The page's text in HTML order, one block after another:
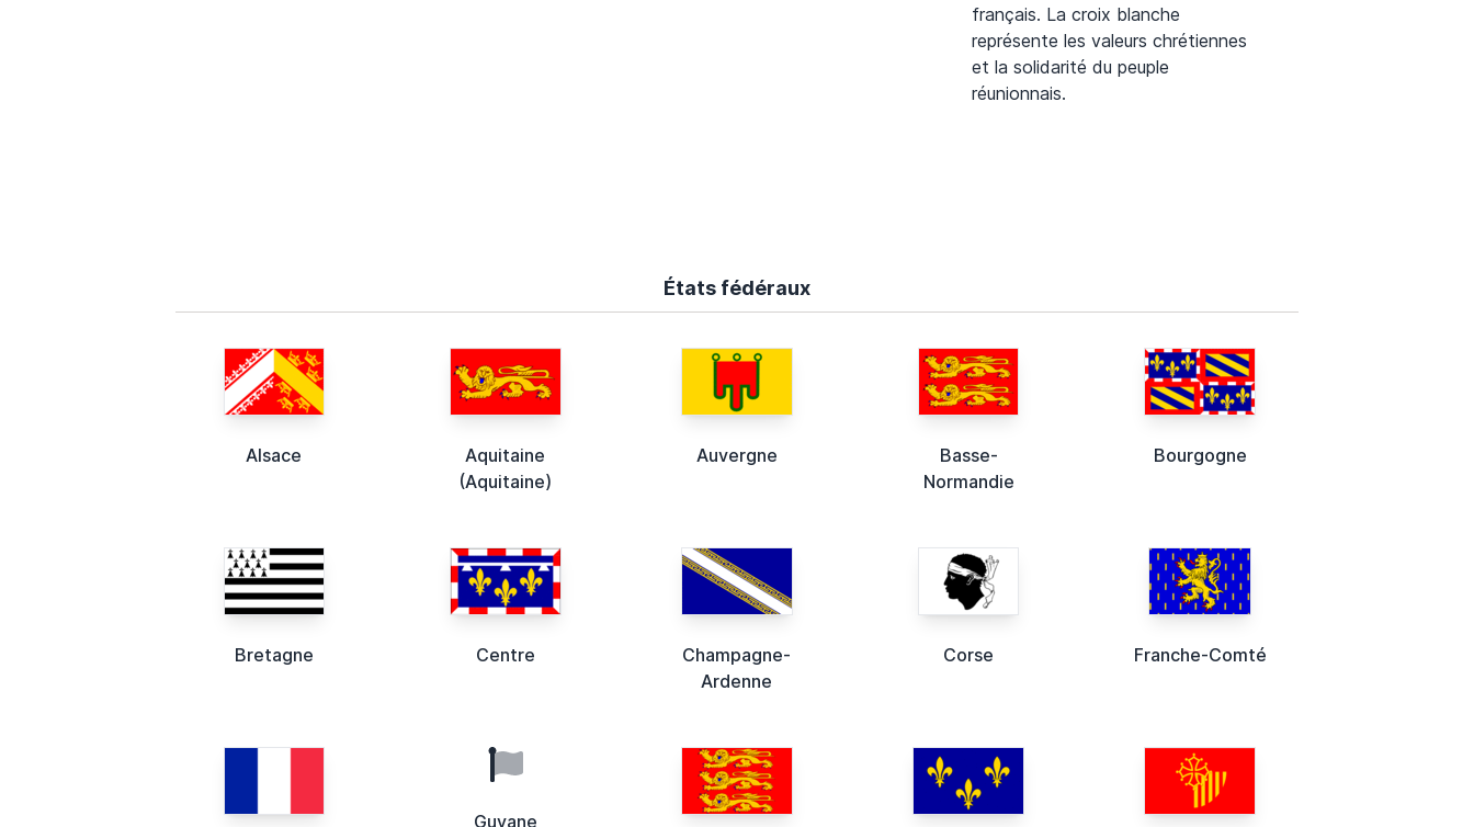
français. La croix blanche
représente les valeurs chrétiennes
et la solidarité du peuple
réunionnais.
États fédéraux
Alsace
Aquitaine
(Aquitaine)
Auvergne
Basse-
Normandie
Bourgogne
Bretagne Centre
Champagne-
Ardenne
Corse Franche-Comté
Guyane